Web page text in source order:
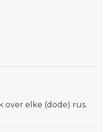
over elke (dode) rus.